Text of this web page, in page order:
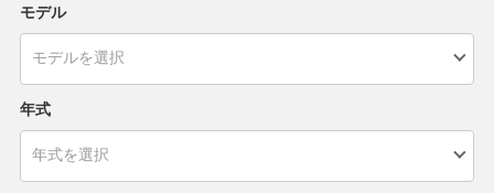
モデル
年式